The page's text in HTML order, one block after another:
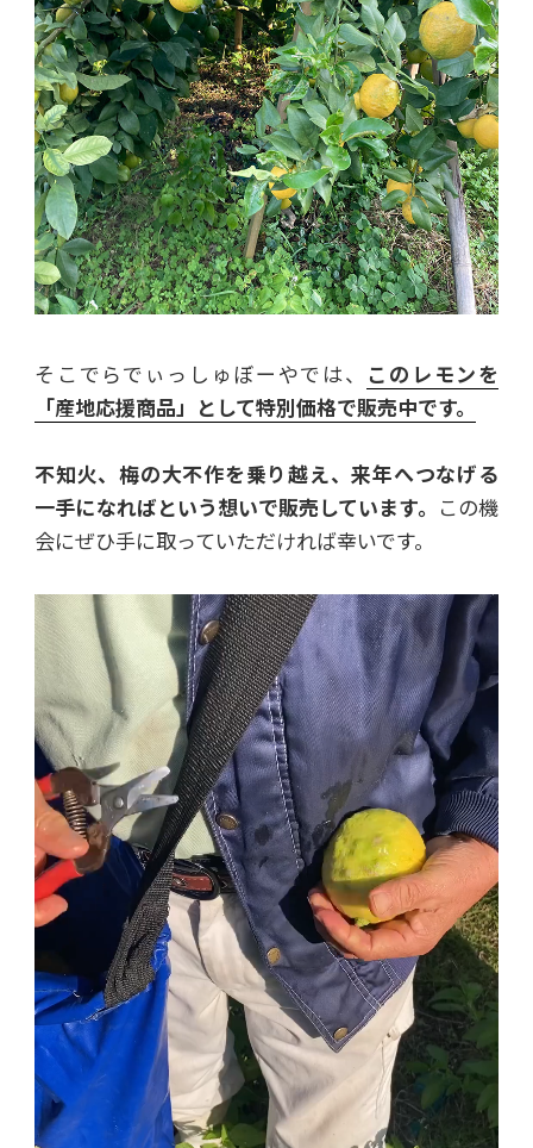
そこでらでぃっしゅぼーやでは、 このレモンを
「産地応援商品」として特別価格で販売中です。
不知火、梅の大不作を乗り越え、来年へつなげる
一手になればという想いで販売しています。 この機
会にぜひ手に取っていただければ幸いです。